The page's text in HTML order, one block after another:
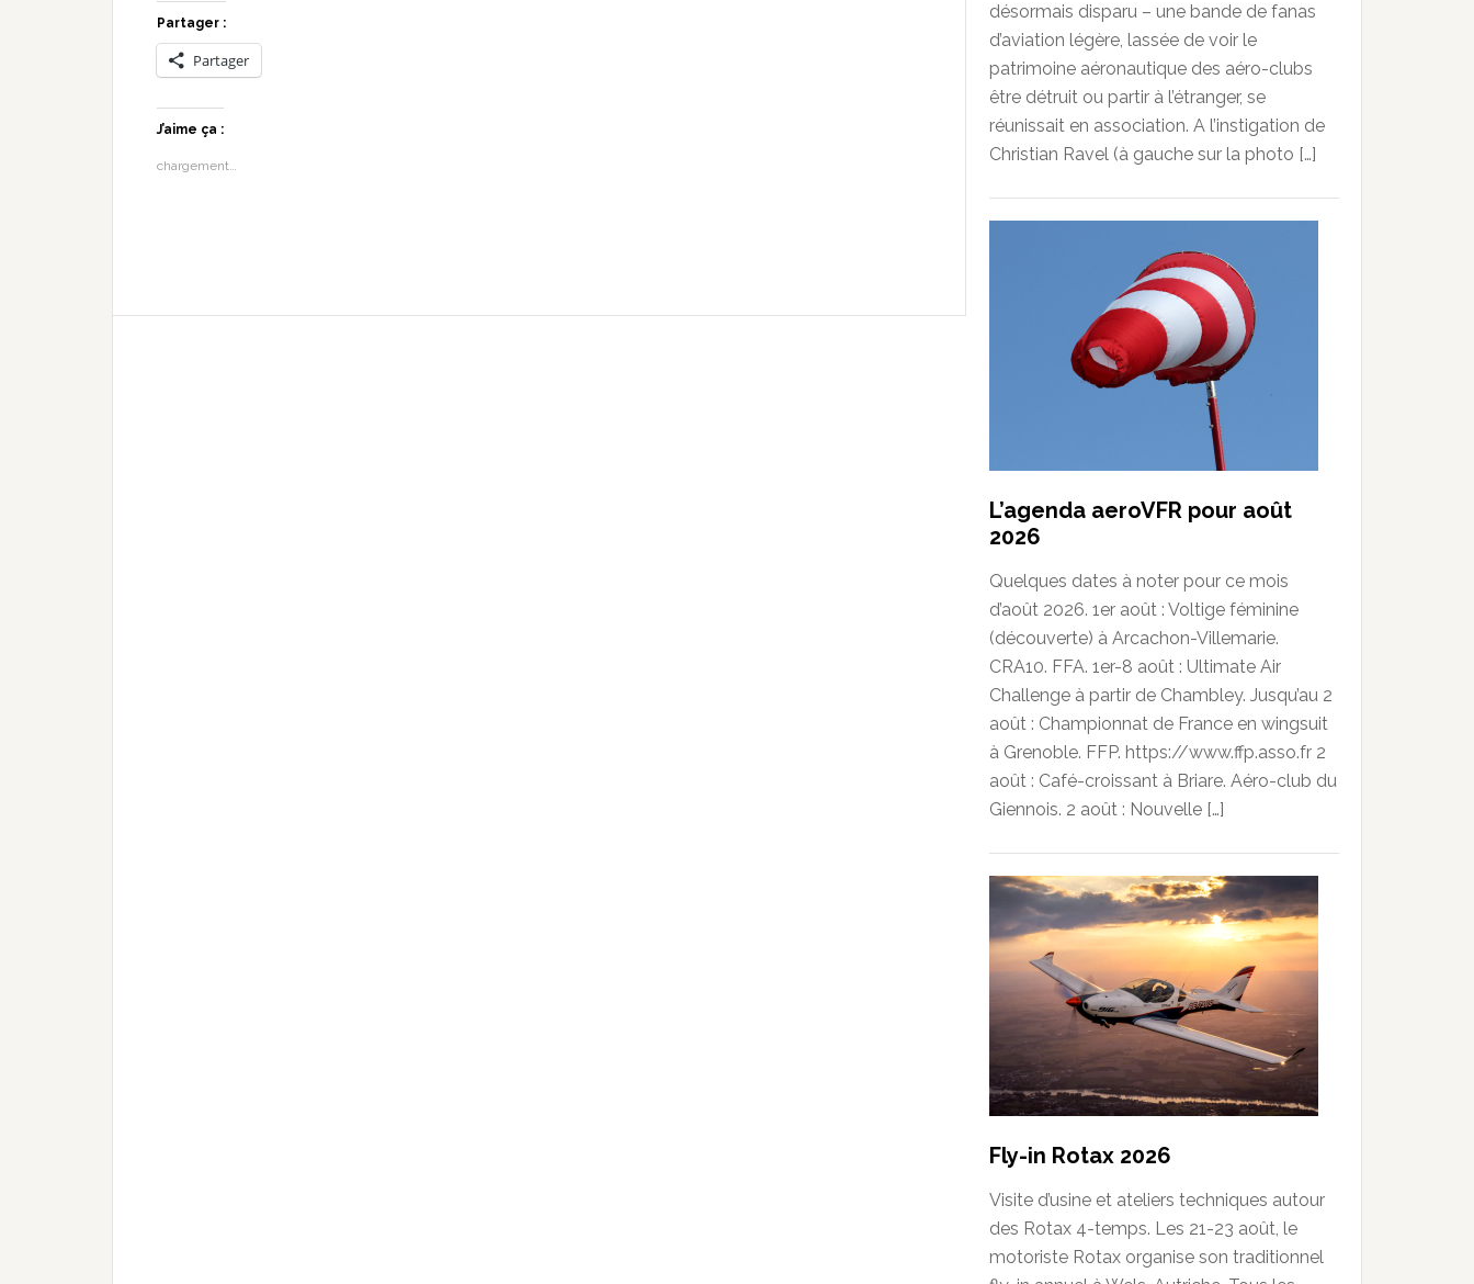
Partager :
Partager
J’aime ça :
chargement…
désormais disparu – une bande de fanas
d’aviation légère, lassée de voir le
patrimoine aéronautique des aéro-clubs
être détruit ou partir à l’étranger, se
réunissait en association. A l’instigation de
Christian Ravel (à gauche sur la photo […]
L’agenda aeroVFR pour août
2026
Quelques dates à noter pour ce mois
d’août 2026. 1er août : Voltige féminine
(découverte) à Arcachon-Villemarie.
CRA10. FFA. 1er-8 août : Ultimate Air
Challenge à partir de Chambley. Jusqu’au 2
août : Championnat de France en wingsuit
à Grenoble. FFP. https://www.ffp.asso.fr 2
août : Café-croissant à Briare. Aéro-club du
Giennois. 2 août : Nouvelle […]
Fly-in Rotax 2026
Visite d’usine et ateliers techniques autour
des Rotax 4-temps. Les 21-23 août, le
motoriste Rotax organise son traditionnel